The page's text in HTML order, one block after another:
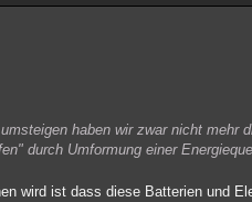
haben wir zwar nicht
durch Umformung einer
wird ist dass diese Batterien und